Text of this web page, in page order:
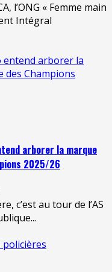
l’ONG « Femme main
Intégral
entend arborer la
des Champions
arborer la marque
2025/26
c’est au tour de l’AS
policières